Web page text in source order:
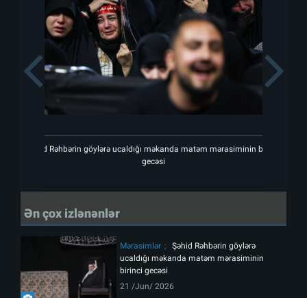
Şəhid Rəhbərin göylərə ucaldığı məkanda matəm mərasiminin birinci
gecəsi
Previous
Ən çox izlənənlər
Mərasimlər
Şəhid Rəhbərin göylərə
ucaldığı məkanda matəm mərasiminin
birinci gecəsi
21 /Jun/ 2026